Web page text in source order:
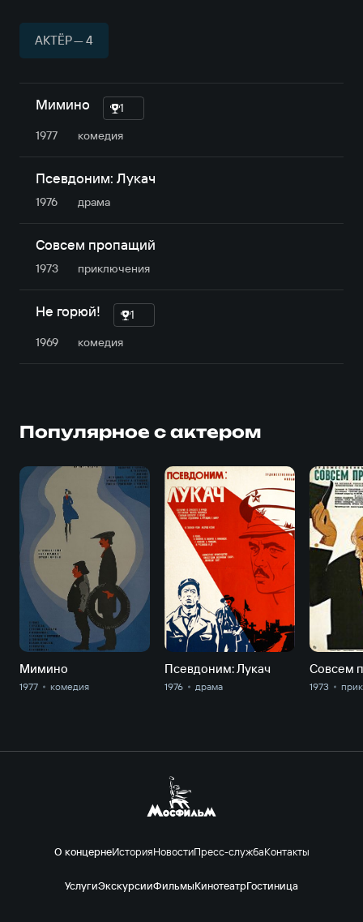
АКТЁР — 4
Мимино
1
1977
комедия
Псевдоним: Лукач
1976 драма
Совсем пропащий
1973 приключе­ния
Не горюй!
1
1969
комедия
Популярное с актером
Мимино
1977 комедия
Псевдоним: Лукач
1976 драма
Совсем
1973
О концернеИсторияНовостиПресс-службаКонтакты
УслугиЭкскурсииФильмыКинотеатрГостиница